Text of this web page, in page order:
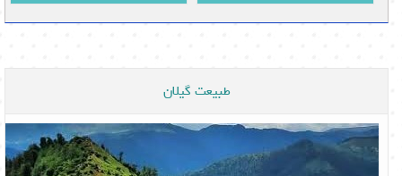
طبیعت گیلان